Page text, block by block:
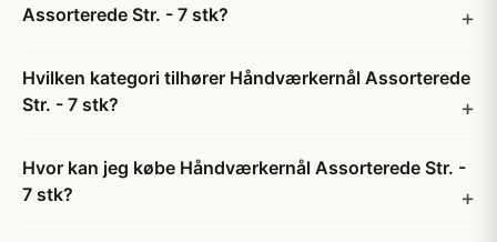
Assorterede Str. - 7 stk?
Hvilken kategori tilhører Håndværkernål Assorterede
Str. - 7 stk?
Hvor kan jeg købe Håndværkernål Assorterede Str. -
7 stk?